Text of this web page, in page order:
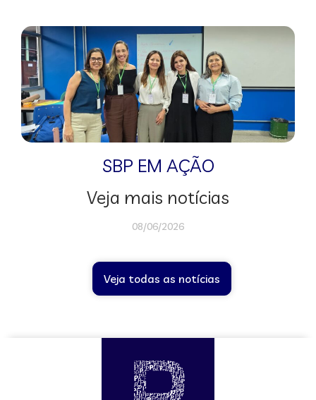
SBP EM AÇÃO
Veja mais notícias
08/06/2026
Veja todas as notícias